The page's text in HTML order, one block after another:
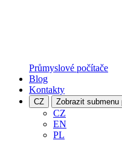
Průmyslové počítače
Blog
Kontakty
CZ Zobrazit
CZ
EN
PL